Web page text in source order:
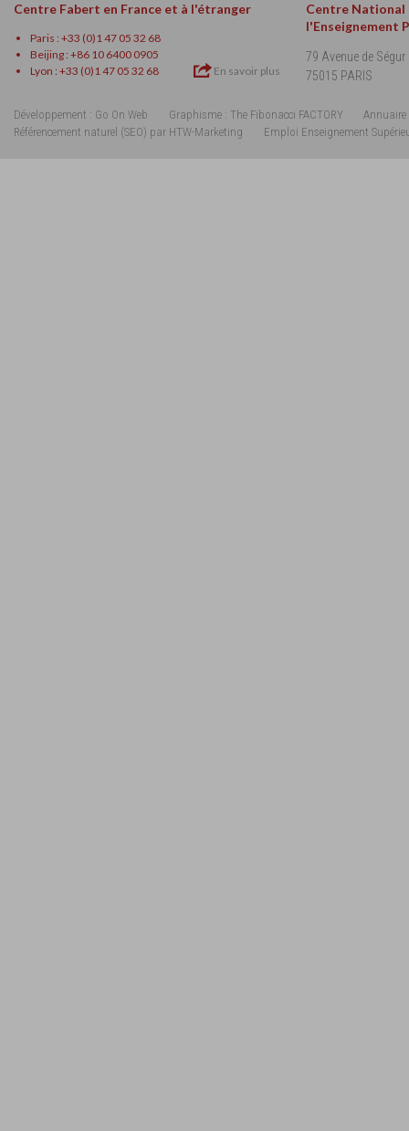
Centre Fabert en France et à l'étranger
Paris : +33 (0)1 47 05 32 68
Beijing : +86 10 6400 0905
Lyon : +33 (0)1 47 05 32 68
En savoir plus
Centre National
l'Enseignement
79 Avenue de Ségur
75015 PARIS
Développement : Go On Web Graphisme : The Fibonacci FACTORY
Annuaire
Référencement naturel (SEO) par HTW-Marketing
Emploi Enseignement